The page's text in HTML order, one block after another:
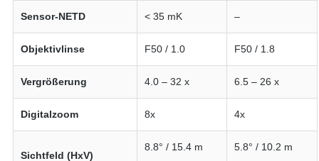
Sensor-NETD < 35 mK –
Objektivlinse F50 / 1.0 F50 / 1.8
Vergrößerung 4.0 – 32 x 6.5 – 26 x
Digitalzoom 8x 4x
Sichtfeld (HxV)
8.8° / 15.4 m
5.8° / 10.2 m